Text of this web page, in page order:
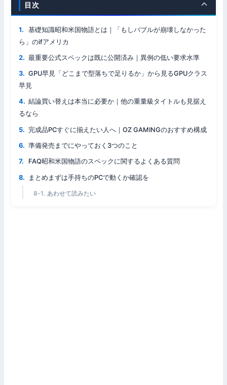
目次
基礎知識昭和米国物語とは｜「もしバブルが崩壊しなかった
ら」のifアメリカ
最重要公式スペックは既に公開済み｜異例の低い要求水準
GPU早見「どこまで型落ちで足りるか」から見るGPUクラス
早見
結論買い替えは本当に必要か｜他の重量級タイトルも見据え
るなら
完成品PCすぐに揃えたい人へ｜OZ GAMINGのおすすめ構成
準備発売までにやっておく3つのこと
FAQ昭和米国物語のスペックに関するよくある質問
まとめまずは手持ちのPCで動くか確認を
あわせて読みたい